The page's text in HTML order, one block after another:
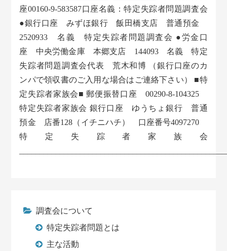
座00160-9-583587口座名義：特定失踪者問題調査会
●銀行口座 みずほ銀行 飯田橋支店 普通預金
2520933 名義 特定失踪者問題調査会 ●労金口
座 中央労働金庫 本郷支店 144093 名義 特定
失踪者問題調査会代表 荒木和博 （銀行口座のカ
ンパで領収書のご入用な場合はご連絡下さい） ■特
定失踪者家族会■ 郵便振替口座 00290-8-104325
特定失踪者家族会 銀行口座 ゆうちょ銀行 普通
預金 店番128（イチニハチ） 口座番号4097270
特定失踪者家族会
調査会について
特定失踪者問題とは
主な活動